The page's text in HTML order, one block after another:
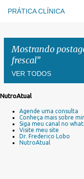
PRÁTICA CLÍNICA
Mostrando
frescal
VER TODOS
NutroAtual
Agende uma consulta
Conheça mais sobre
Siga meu canal no
Visite meu site
Dr. Frederico Lobo
NutroAtual